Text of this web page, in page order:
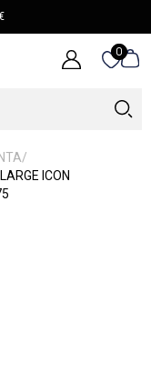
0
0
/
ICON